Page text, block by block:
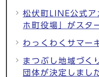
松伏町LINE公式ア
ホ町役場」がスタ
わっくわくサマー
まつぶし地域づく
団体が決定しまし